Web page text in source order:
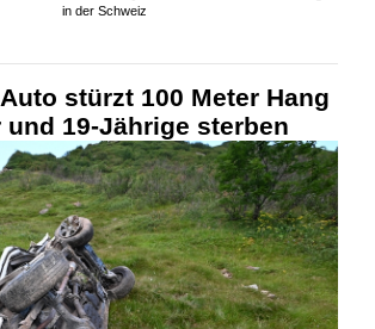
in der Schweiz
stürzt 100 Meter Hang
19-Jährige sterben